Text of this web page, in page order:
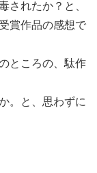
されたか？と、
賞作品の感想で
ところの、駄作
。と、思わずに